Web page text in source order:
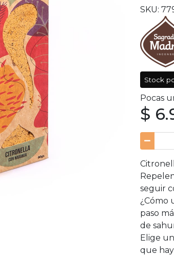
SKU:
Stock
Pocas
$
seguir
¿Cómo
paso
de
Elige
que